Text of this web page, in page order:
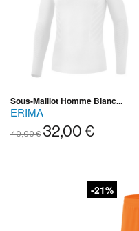
Sous-Maillot Homme Blanc...
ERIMA
40,00 € 32,00 €
-21%